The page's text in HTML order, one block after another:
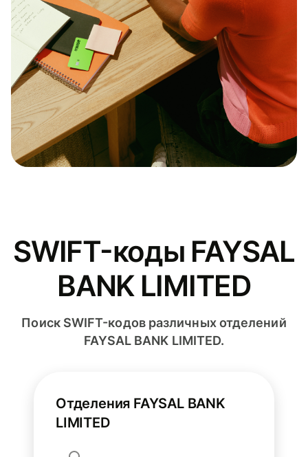
SWIFT-коды FAYSAL
BANK LIMITED
Поиск SWIFT-кодов различных отделений
FAYSAL BANK LIMITED.
Отделения FAYSAL BANK
LIMITED